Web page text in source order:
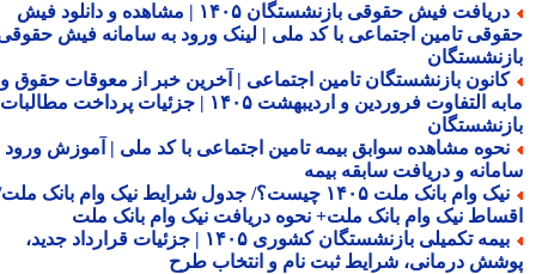
دریافت فیش حقوقی بازنشستگان ۱۴۰۵ | مشاهده و دانلود فیش
تامین اجتماعی با کد ملی | لینک ورود به سامانه فیش حقوقی
بازنشستگان تامین اجتماعی | آخرین خبر از معوقات حقوق و
مابه التفاوت فروردین و اردیبهشت ۱۴۰۵ | جزئیات پرداخت مطالبات
مشاهده سوابق بیمه تامین اجتماعی با کد ملی | آموزش ورود به
و دریافت سابقه بیمه
نیک وام بانک ملت ۱۴۰۵ چیست؟/ جدول شرایط نیک وام بانک ملت/
نیک وام بانک ملت+ نحوه دریافت نیک وام بانک ملت
بیمه تکمیلی بازنشستگان کشوری ۱۴۰۵ | جزئیات قرارداد جدید،
درمانی، شرایط ثبت نام و انتخاب طرح